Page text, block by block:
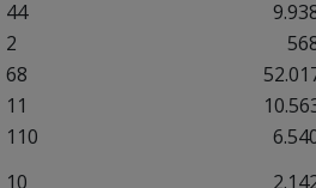
44
2
68
11
110
10